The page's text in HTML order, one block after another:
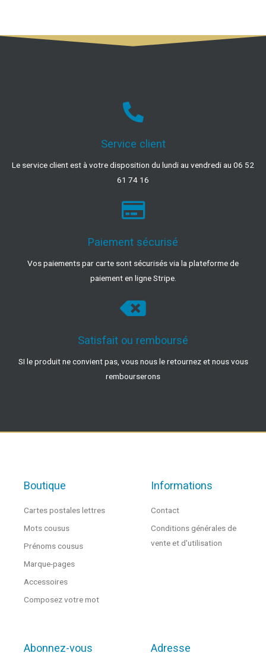
Service client
Le service client est à votre disposition du lundi au vendredi au 06 52
61 74 16
Paiement sécurisé
Vos paiements par carte sont sécurisés via la plateforme de
paiement en ligne Stripe.
Satisfait ou remboursé
SI le produit ne convient pas, vous nous le retournez et nous vous
rembourserons
Boutique
Cartes postales lettres
Mots cousus
Prénoms cousus
Marque-pages
Accessoires
Composez votre mot
Informations
Contact
Conditions générales de
vente et d'utilisation
Abonnez-vous Adresse